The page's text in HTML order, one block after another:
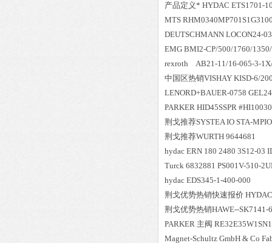
产品定义* HYDAC ETS1701-
MTS
DEUTSCHMANN LOCON24-
EMG BMI2-CP/500/1760/
rexroth AB21-
中国区热销VISHAY KISD-6/
LENORD+BAUER-0758
PARKER HID45SSPR
荆戈推荐SYSTEA IO STA-
荆戈推荐WURTH 9644681
hydac ERN 180 2480 3S12-03
Turck 6832881 PS001V-510-
hydac EDS345-1-400-000
荆戈优势热销快速报价
荆戈优势热销HAWE--SK7141-6
PARKER 主阀
Magnet-Schultz GmbH & Co